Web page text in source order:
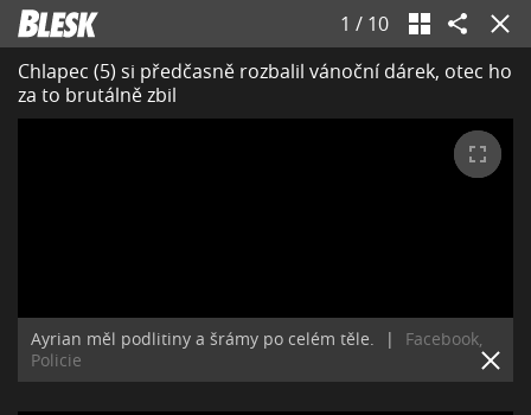
1 / 10
Chlapec (5) si předčasně rozbalil vánoční dárek, otec ho
za to brutálně zbil
Ayrian měl podlitiny a šrámy po celém těle. |
Facebook,
Policie